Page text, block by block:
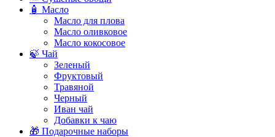
🧴 Масло
Масло для плова
Масло оливковое
Масло кокосовое
🍃 Чай
Зеленый
Фруктовый
Травяной
Черный
Иван чай
Добавки к чаю
🎁 Подарочные наборы